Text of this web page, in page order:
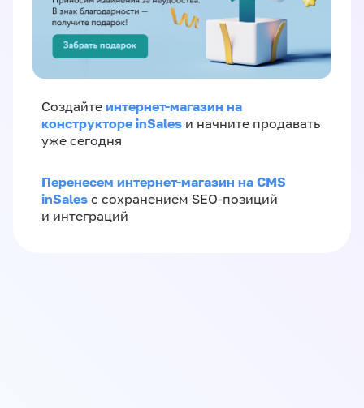
Создайте интернет-магазин на
конструкторе inSales и начните продавать
уже сегодня
Перенесем интернет-магазин на CMS
inSales с сохранением SEO-позиций
и интеграций